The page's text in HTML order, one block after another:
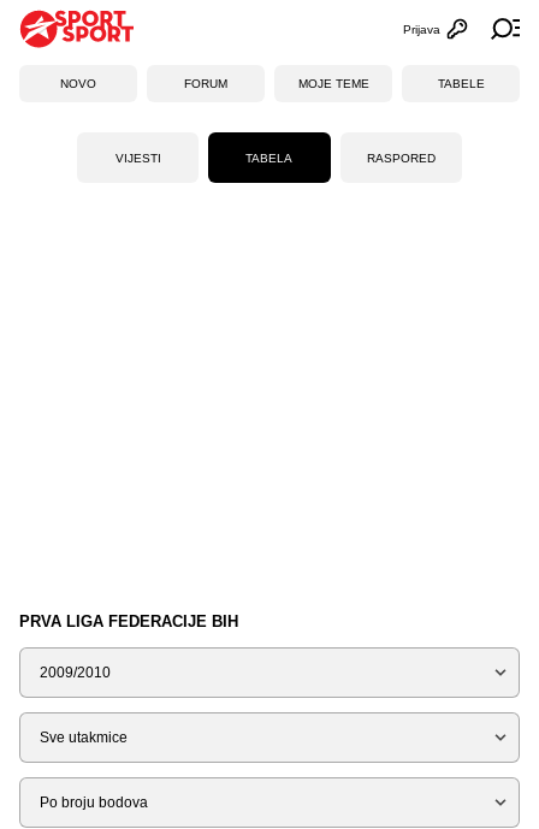
Otvori
Prijava
NOVO FORUM MOJE TEME TABELE
VIJESTI TABELA RASPORED
PRVA LIGA FEDERACIJE BIH
Sezona
Tip
Liga